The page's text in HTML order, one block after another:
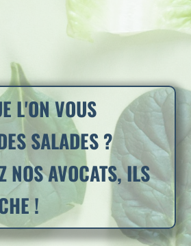
L'ON VOUS
SALADES ?
NOS AVOCATS, ILS
!